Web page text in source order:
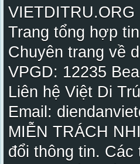
VIETDITRU.ORG
Trang tổng hợp
Chuyên trang về
VPGD: 12235
Liên hệ Việt Di
Email:
MIỄN TRÁCH
đổi thông tin.